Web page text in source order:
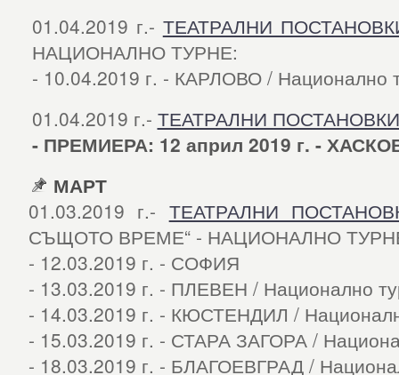
01.04.2019 г.- ТЕАТРАЛНИ
НАЦИОНАЛНО ТУРНЕ:
- 10.04.2019 г. - КАРЛОВО / Национално
01.04.2019 г.- ТЕАТРАЛНИ ПОСТАНОВКИ
- ПРЕМИЕРА: 12 април 2019 г. -
МАРТ
01.03.2019 г.- ТЕАТРАЛНИ
СЪЩОТО ВРЕМЕ“ - НАЦИОНАЛНО
- 12.03.2019 г. - СОФИЯ
- 13.03.2019 г. - ПЛЕВЕН / Национално
- 14.03.2019 г. - КЮСТЕНДИЛ /
- 15.03.2019 г. - СТАРА ЗАГОРА /
- 18.03.2019 г. - БЛАГОЕВГРАД /